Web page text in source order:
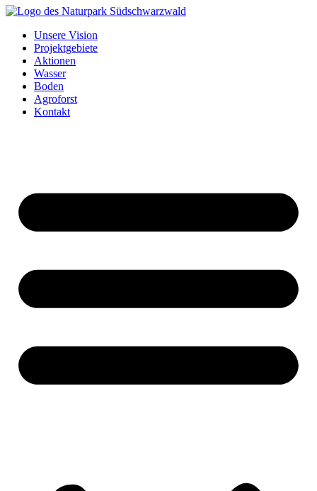
Unsere Vision
Projektgebiete
Aktionen
Wasser
Boden
Agroforst
Kontakt